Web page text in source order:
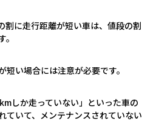
割に走行距離が短い車は、値段の割
い場合には注意が必要です。
しか走っていない」といった車の
ていて、メンテナンスされていない